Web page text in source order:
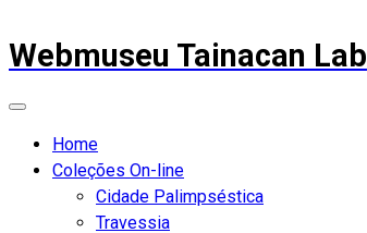
Webmuseu Tainacan Lab
Home
Coleções On-line
Cidade Palimpséstica
Travessia